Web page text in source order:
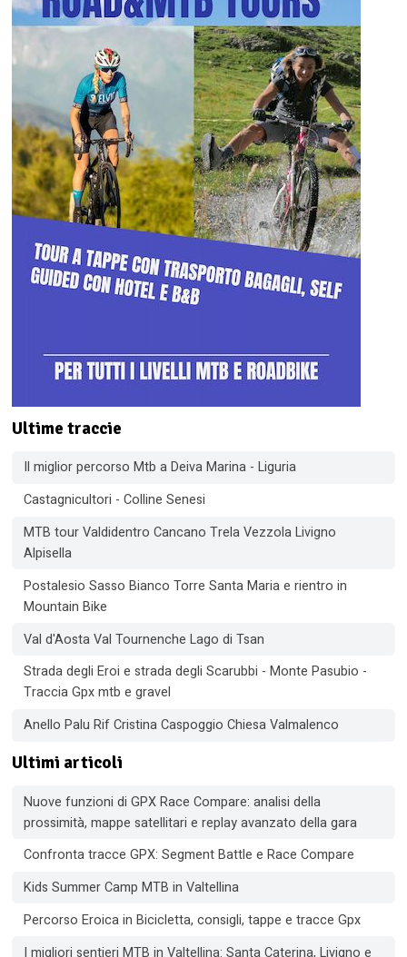
Ultime traccie
Il miglior percorso Mtb a Deiva Marina - Liguria
Castagnicultori - Colline Senesi
MTB tour Valdidentro Cancano Trela Vezzola Livigno
Alpisella
Postalesio Sasso Bianco Torre Santa Maria e rientro in
Mountain Bike
Val d'Aosta Val Tournenche Lago di Tsan
Strada degli Eroi e strada degli Scarubbi - Monte Pasubio -
Traccia Gpx mtb e gravel
Anello Palu Rif Cristina Caspoggio Chiesa Valmalenco
Ultimi articoli
Nuove funzioni di GPX Race Compare: analisi della
prossimità, mappe satellitari e replay avanzato della gara
Confronta tracce GPX: Segment Battle e Race Compare
Kids Summer Camp MTB in Valtellina
Percorso Eroica in Bicicletta, consigli, tappe e tracce Gpx
I migliori sentieri MTB in Valtellina: Santa Caterina, Livigno e